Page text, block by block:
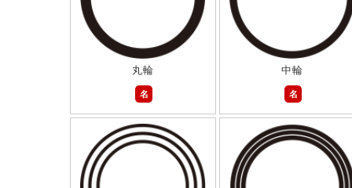
丸輪
名
中輪
名